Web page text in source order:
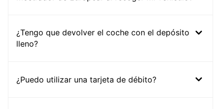
¿Tengo que devolver el coche con el depósito
lleno?
¿Puedo utilizar una tarjeta de débito?